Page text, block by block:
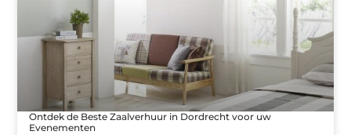
Ontdek de Beste Zaalverhuur in Dordrecht voor uw
Evenementen